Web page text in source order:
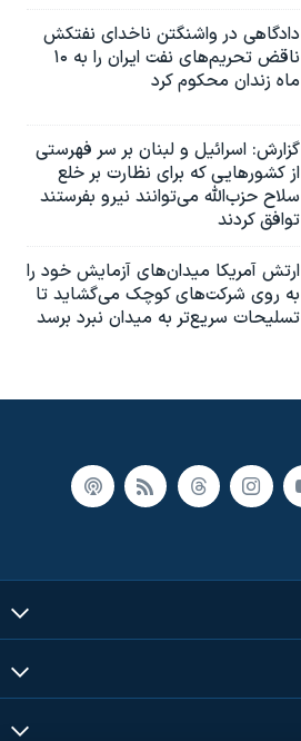
دادگاهی در واشنگتن ناخدای نفتکش
ناقض تحریم‌های نفت ایران را به ۱۰
ماه زندان محکوم کرد
گزارش‌: اسرائيل و لبنان بر سر فهرستی
از کشورهایی که برای نظارت بر خلع
سلاح حزب‌الله می‌توانند نیرو بفرستند
توافق کردند
ارتش آمریکا میدان‌های آزمایش خود را
به روی شرکت‌های کوچک می‌گشاید تا
تسلیحات سریع‌تر به میدان نبرد برسد